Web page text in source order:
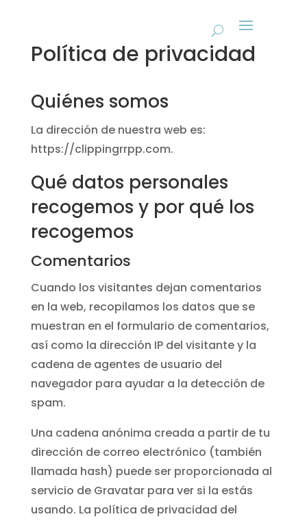
Política de privacidad
Quiénes somos
La dirección de nuestra web es:
https://clippingrrpp.com.
Qué datos personales
recogemos y por qué los
recogemos
Comentarios
Cuando los visitantes dejan comentarios
en la web, recopilamos los datos que se
muestran en el formulario de comentarios,
así como la dirección IP del visitante y la
cadena de agentes de usuario del
navegador para ayudar a la detección de
spam.
Una cadena anónima creada a partir de tu
dirección de correo electrónico (también
llamada hash) puede ser proporcionada al
servicio de Gravatar para ver si la estás
usando. La política de privacidad del